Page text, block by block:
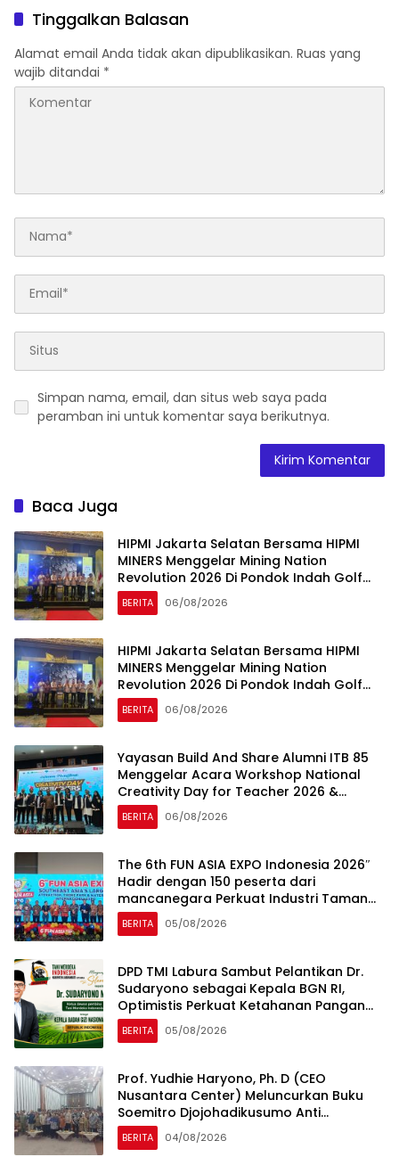
Ketahanan Pangan dan
Gizi Nasional
Simposium Nasional
bertema “Urgensi Undang-
Tinggalkan Balasan
Alamat email Anda tidak akan dipublikasikan. Ruas yang
wajib ditandai *
Simpan nama, email, dan situs web saya pada
peramban ini untuk komentar saya berikutnya.
Baca Juga
HIPMI Jakarta Selatan Bersama HIPMI
MINERS Menggelar Mining Nation
Revolution 2026 Di Pondok Indah Golf
Jakarta
BERITA 06/08/2026
HIPMI Jakarta Selatan Bersama HIPMI
MINERS Menggelar Mining Nation
Revolution 2026 Di Pondok Indah Golf
Jakarta
BERITA 06/08/2026
Yayasan Build And Share Alumni ITB 85
Menggelar Acara Workshop National
Creativity Day for Teacher 2026 &
Dibuka Resmi Pramono Anung (Gubernur
DKI Jakarta)
BERITA 06/08/2026
The 6th FUN ASIA EXPO Indonesia 2026″
Hadir dengan 150 peserta dari
mancanegara Perkuat Industri Taman
Rekreasi dan Ekosistem Pariwisata di
Tanah Air
BERITA 05/08/2026
DPD TMI Labura Sambut Pelantikan Dr.
Sudaryono sebagai Kepala BGN RI,
Optimistis Perkuat Ketahanan Pangan
dan Gizi Nasional
BERITA 05/08/2026
Prof. Yudhie Haryono, Ph. D (CEO
Nusantara Center) Meluncurkan Buku
Soemitro Djojohadikusumo Anti
Penjajahan yang dirangkaikan dengan
Simposium Nasional bertema “Urgensi
BERITA 04/08/2026